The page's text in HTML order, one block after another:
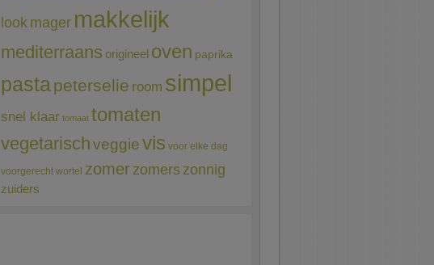
look mager makkelijk
mediterraans origineel oven paprika
pastapeterselie room simpel
snel klaar tomaat tomaten
vegetarischveggievis voor elke dag
voorgerecht wortel zomerzomerszonnig
zuiders